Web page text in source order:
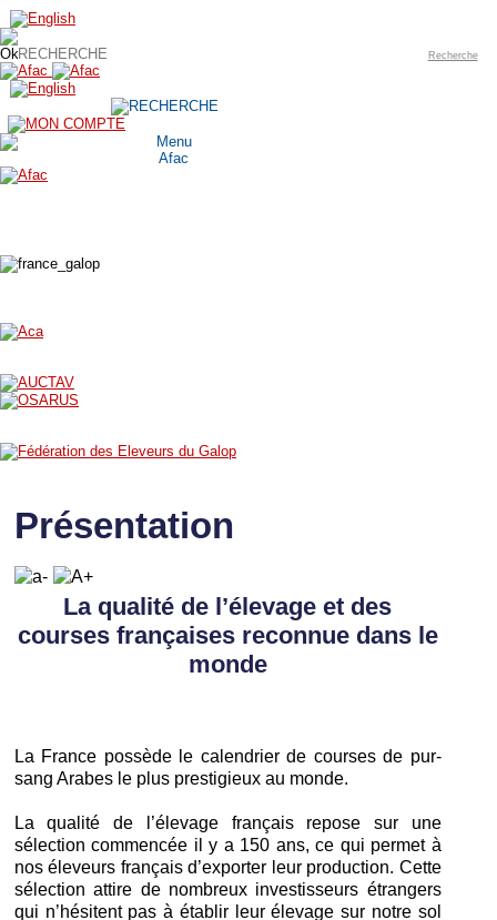
Recherche
Présentation
La qualité de l’élevage et des
courses françaises reconnue dans le
monde
La France possède le calendrier de courses de pur-
sang Arabes le plus prestigieux au monde.
La qualité de l’élevage français repose sur une
sélection commencée il y a 150 ans, ce qui permet à
nos éleveurs français d’exporter leur production. Cette
sélection attire de nombreux investisseurs étrangers
qui n’hésitent pas à établir leur élevage sur notre sol